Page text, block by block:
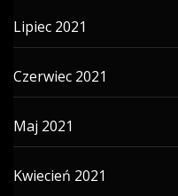
Lipiec 2021
Czerwiec 2021
Maj 2021
Kwiecień 2021